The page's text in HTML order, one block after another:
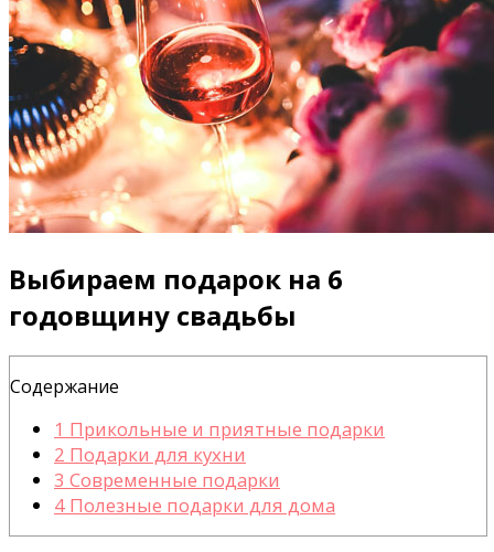
Выбираем подарок на 6
годовщину свадьбы
Содержание
1 Прикольные и приятные подарки
2 Подарки для кухни
3 Современные подарки
4 Полезные подарки для дома